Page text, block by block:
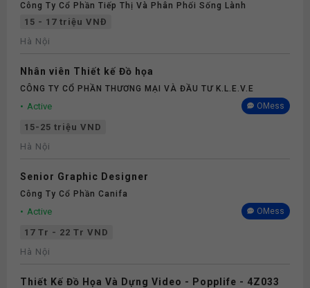
Công Ty Cổ Phần Tiếp Thị Và Phân Phối Sống Lành
15 - 17 triệu VNĐ
Hà Nội
Nhân viên Thiết kế Đồ họa
CÔNG TY CỔ PHẦN THƯƠNG MẠI VÀ ĐẦU TƯ K.L.E.V.E
Active OMess
15-25 triệu VND
Hà Nội
Senior Graphic Designer
Công Ty Cổ Phần Canifa
Active OMess
17 Tr - 22 Tr VND
Hà Nội
Thiết Kế Đồ Họa Và Dựng Video - Popplife - 4Z033